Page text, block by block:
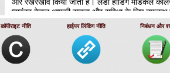
प्‍वाइंटर केवल आपकी सूचना और सुविधा के लिए उपलब्‍ध
चुनते हैं तो आपलेडी हार्डिंग मेडिकल कॉलेज व संबद्ध
बाहरी वेबसाइट के मालिकों / प्रायोजकों की निजी और
लेडी हार्डिंग मेडिकल कॉलेज व संबद्ध एसएसके और
गारंटी नहीं देता।
कॉपीराइट नीति हाईपर लिंकिंग नीति निबंधन और